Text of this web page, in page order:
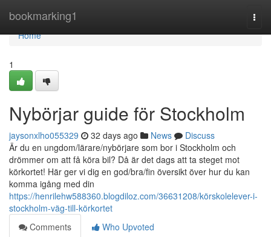
bookmarking1
Home
Home
1
Nybörjar guide för Stockholm
jaysonxlho055329 32 days ago News
Discuss
Är du en ungdom/lärare/nybörjare som bor i Stockholm och
drömmer om att få köra bil? Då är det dags att ta steget mot
körkortet! Här ger vi dig en god/bra/fin översikt över hur du kan
komma igång med din
https://henrilehw588360.blogdiloz.com/36631208/körskolelever-i-
stockholm-väg-till-körkortet
Comments
Who Upvoted